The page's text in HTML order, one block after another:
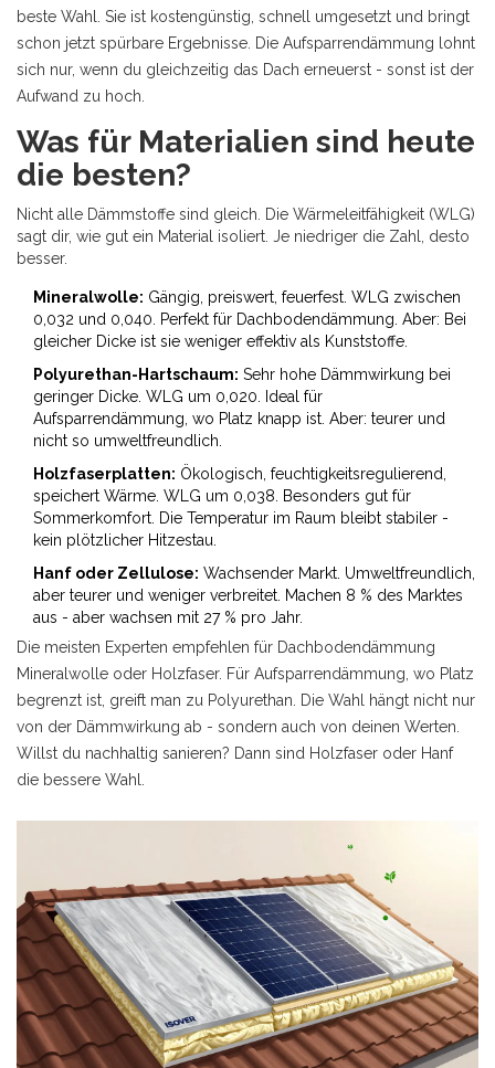
beste Wahl. Sie ist kostengünstig, schnell umgesetzt und bringt
schon jetzt spürbare Ergebnisse. Die Aufsparrendämmung lohnt
sich nur, wenn du gleichzeitig das Dach erneuerst - sonst ist der
Aufwand zu hoch.
Was für Materialien sind heute
die besten?
Nicht alle Dämmstoffe sind gleich. Die Wärmeleitfähigkeit (WLG)
sagt dir, wie gut ein Material isoliert. Je niedriger die Zahl, desto
besser.
Mineralwolle: Gängig, preiswert, feuerfest. WLG zwischen
0,032 und 0,040. Perfekt für Dachbodendämmung. Aber: Bei
gleicher Dicke ist sie weniger effektiv als Kunststoffe.
Polyurethan-Hartschaum: Sehr hohe Dämmwirkung bei
geringer Dicke. WLG um 0,020. Ideal für
Aufsparrendämmung, wo Platz knapp ist. Aber: teurer und
nicht so umweltfreundlich.
Holzfaserplatten: Ökologisch, feuchtigkeitsregulierend,
speichert Wärme. WLG um 0,038. Besonders gut für
Sommerkomfort. Die Temperatur im Raum bleibt stabiler -
kein plötzlicher Hitzestau.
Hanf oder Zellulose: Wachsender Markt. Umweltfreundlich,
aber teurer und weniger verbreitet. Machen 8 % des Marktes
aus - aber wachsen mit 27 % pro Jahr.
Die meisten Experten empfehlen für Dachbodendämmung
Mineralwolle oder Holzfaser. Für Aufsparrendämmung, wo Platz
begrenzt ist, greift man zu Polyurethan. Die Wahl hängt nicht nur
von der Dämmwirkung ab - sondern auch von deinen Werten.
Willst du nachhaltig sanieren? Dann sind Holzfaser oder Hanf
die bessere Wahl.